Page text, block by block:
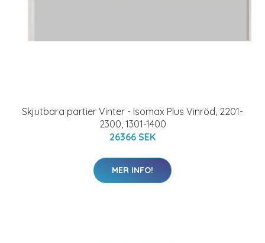
Skjutbara partier Vinter - Isomax Plus Vinröd, 2201-
2300, 1301-1400
26366 SEK
MER INFO!